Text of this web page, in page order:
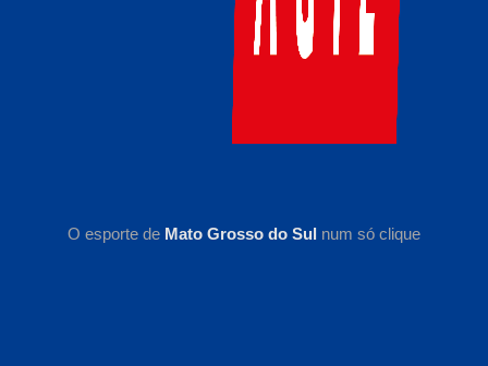
O esporte de Mato Grosso do Sul num só clique